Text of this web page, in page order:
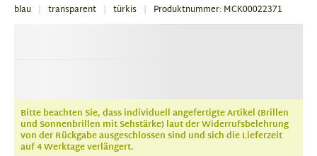
blau transparent türkis Produktnummer: MCK00022371
Bitte beachten Sie, dass individuell angefertigte Artikel (Brillen
und Sonnenbrillen mit Sehstärke) laut der Widerrufsbelehrung
von der Rückgabe ausgeschlossen sind und sich die Lieferzeit
auf 4 Werktage verlängert.